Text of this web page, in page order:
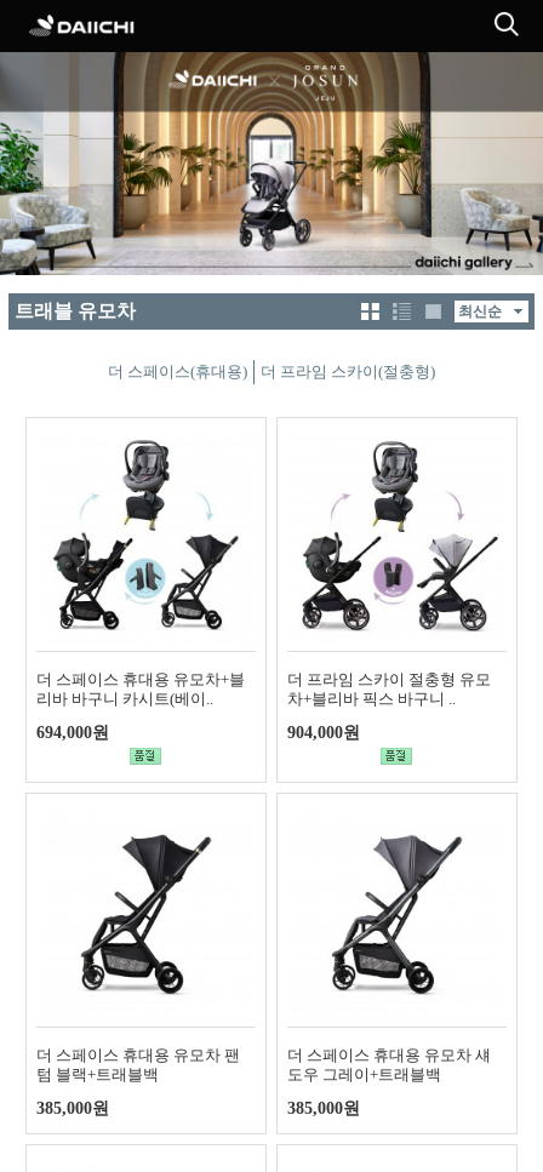
트래블 유모차
더 스페이스(휴대용) 더 프라임 스카이(절충형)
더 스페이스 휴대용 유모차+블
리바 바구니 카시트(베이..
694,000원
더 프라임 스카이 절충형 유모
차+블리바 픽스 바구니 ..
904,000원
더 스페이스 휴대용 유모차 팬
텀 블랙+트래블백
385,000원
더 스페이스 휴대용 유모차 섀
도우 그레이+트래블백
385,000원